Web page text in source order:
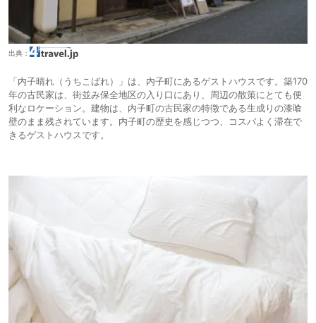
出典：
「内子晴れ（うちこばれ）」は、内子町にあるゲストハウスです。築170
年の古民家は、街並み保全地区の入り口にあり、周辺の散策にとても便
利なロケーション。建物は、内子町の古民家の特徴である生成りの漆喰
壁のまま残されています。内子町の歴史を感じつつ、コスパよく滞在で
きるゲストハウスです。